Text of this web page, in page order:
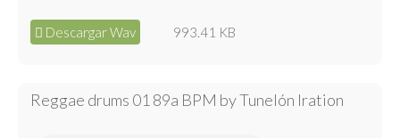
Descargar Wav 993.41 KB
Reggae drums 01 89a BPM by Tunelón Iration